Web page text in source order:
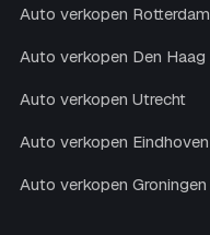
Auto verkopen Rotterdam
Auto verkopen Den Haag
Auto verkopen Utrecht
Auto verkopen Eindhoven
Auto verkopen Groningen